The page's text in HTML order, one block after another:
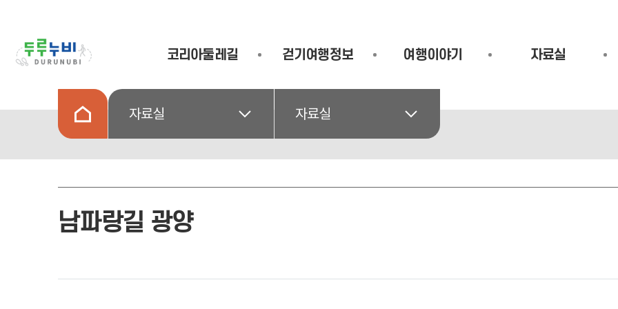
코리아둘레길 걷기여행정보 여행이야기 자료실
자료실 자료실
남파랑길 광양